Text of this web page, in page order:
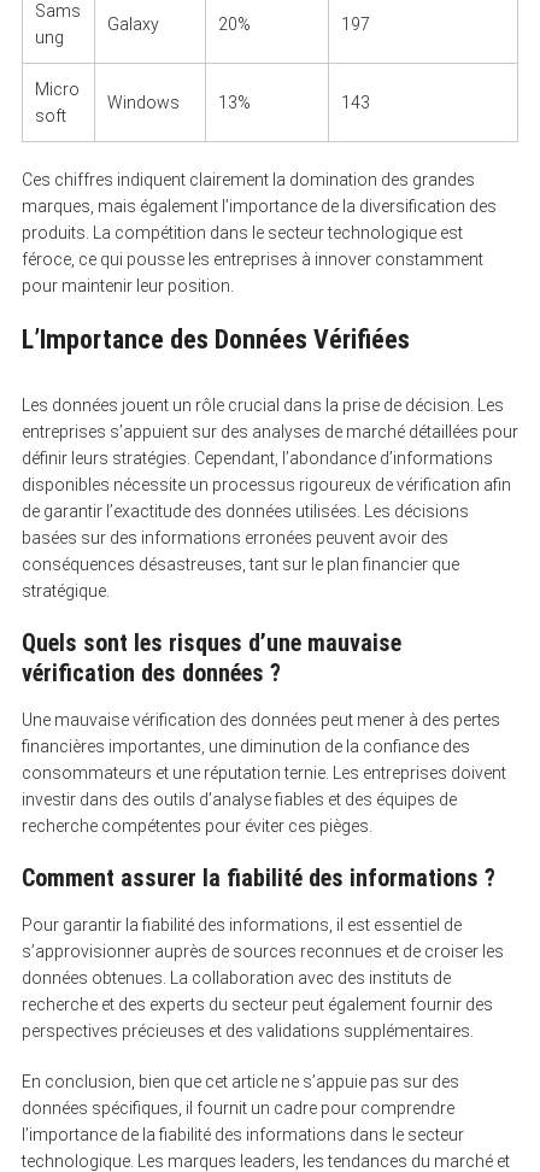
Sams
ung
Galaxy 20% 197
Micro
soft
Windows 13% 143
Ces chiffres indiquent clairement la domination des grandes
marques, mais également l’importance de la diversification des
produits. La compétition dans le secteur technologique est
féroce, ce qui pousse les entreprises à innover constamment
pour maintenir leur position.
L’Importance des Données Vérifiées
Les données jouent un rôle crucial dans la prise de décision. Les
entreprises s’appuient sur des analyses de marché détaillées pour
définir leurs stratégies. Cependant, l’abondance d’informations
disponibles nécessite un processus rigoureux de vérification afin
de garantir l’exactitude des données utilisées. Les décisions
basées sur des informations erronées peuvent avoir des
conséquences désastreuses, tant sur le plan financier que
stratégique.
Quels sont les risques d’une mauvaise
vérification des données ?
Une mauvaise vérification des données peut mener à des pertes
financières importantes, une diminution de la confiance des
consommateurs et une réputation ternie. Les entreprises doivent
investir dans des outils d’analyse fiables et des équipes de
recherche compétentes pour éviter ces pièges.
Comment assurer la fiabilité des informations ?
Pour garantir la fiabilité des informations, il est essentiel de
s’approvisionner auprès de sources reconnues et de croiser les
données obtenues. La collaboration avec des instituts de
recherche et des experts du secteur peut également fournir des
perspectives précieuses et des validations supplémentaires.
En conclusion, bien que cet article ne s’appuie pas sur des
données spécifiques, il fournit un cadre pour comprendre
l’importance de la fiabilité des informations dans le secteur
technologique. Les marques leaders, les tendances du marché et
S
e
a
r
c
h
o